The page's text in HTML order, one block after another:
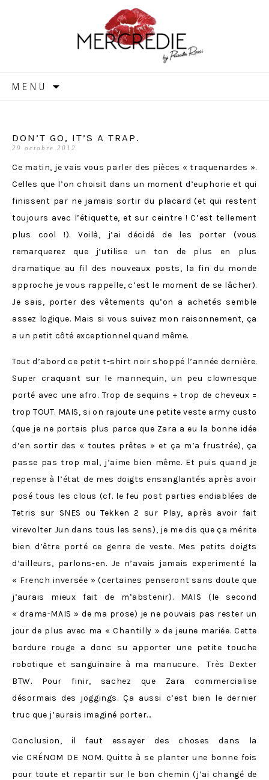
MERCREDIE
MENU
DON’T GO, IT’S A TRAP.
29 octobre 2012
Ce matin, je vais vous parler des pièces « traquenardes ».
Celles que l’on choisit dans un moment d’euphorie et qui
finissent par ne jamais sortir du placard (et qui restent
toujours avec l’étiquette, et sur ceintre ! C’est tellement
plus cool !). Voilà, j’ai décidé de les porter (vous
remarquerez que j’utilise un ton de plus en plus
dramatique au fil des nouveaux posts, la fin du monde
approche je vous rappelle, c’est le moment de se lâcher).
Je sais, porter des vêtements qu’on a achetés semble
assez logique. Mais si vous suivez mon raisonnement, ça
a un petit côté exceptionnel quand même.
Tout d’abord ce petit t-shirt noir shoppé l’année dernière.
Super craquant sur le mannequin, un peu clownesque
porté avec une afro. Trop de sequins + trop de cheveux =
trop TOUT. MAIS, si on rajoute une petite veste army custo
(que je ne portais plus parce que Zara a eu la bonne idée
d’en sortir des « toutes prêtes » et ça m’a frustrée), ça
passe pas trop mal, j’aime bien même. Et puis quand je
repense à l’état de mes doigts ensanglantés après avoir
posé tous les clous (cf. le feu post parties endiablées de
Tetris sur SNES ou Tekken 2 sur Play, après avoir fait
virevolter Jun dans tous les sens), je me dis que ça mérite
bien d’être porté ce genre de veste. Mes petits doigts
d’ailleurs, parlons-en. Je n’avais jamais experimenté la
« French inversée » (certaines penseront sans doute que
j’aurais mieux fait de m’abstenir). MAIS (le second
« drama-MAIS » de ma prose) je ne pouvais pas rester un
jour de plus avec ma « Chantilly » de jeune mariée. Cette
bordure rouge a donc su apporter une petite touche
robotique et sanguinaire à ma manucure. Très Dexter
BTW. Pour finir, sachez que Zara commercialise
désormais des joggings. Ça aussi c’est bien le dernier
truc que j’aurais imaginé porter…
Conclusion, il faut essayer des choses dans la
vie CRÉNOM DE NOM. Quitte à se planter une bonne fois
pour toute et repartir sur le bon chemin (j’ai changé de